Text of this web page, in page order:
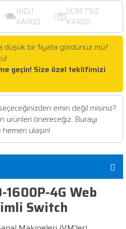
HIZLI
KARGO
ÜCRETSİZ
KARGO
düşük bir fiyata gördünüz mü?
geçin! Size özel teklifimizi
emin değil misiniz?
ürünleri önereceğiz. Burayı
ulaşın!
1600P-4G Web
Switch